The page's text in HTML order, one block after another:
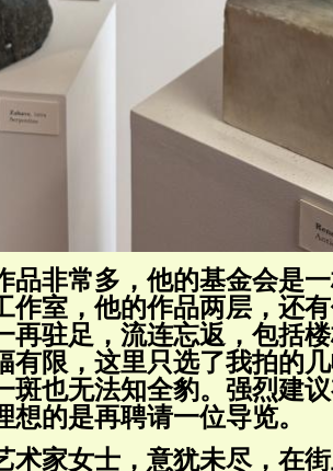
品非常多，他的基金会是
作室，他的作品两层，还
再驻足，流连忘返，包括
有限，这里只选了我拍的
斑也无法知全豹。强烈建
想的是再聘请一位导览。
术家女士，意犹未尽，在